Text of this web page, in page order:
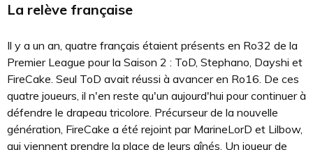
La relève française
Il y a un an, quatre français étaient présents en Ro32 de la
Premier League pour la Saison 2 : ToD, Stephano, Dayshi et
FireCake. Seul ToD avait réussi à avancer en Ro16. De ces
quatre joueurs, il n'en reste qu'un aujourd'hui pour continuer à
défendre le drapeau tricolore. Précurseur de la nouvelle
génération, FireCake a été rejoint par MarineLorD et Lilbow,
qui viennent prendre la place de leurs aînés. Un joueur de